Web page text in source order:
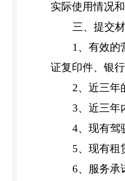
实际使用情况
三、提交
1、 有效的
证复印件、银
2、 近三年
3、 近三年
4、现有驾
5、现有租
6、服务承